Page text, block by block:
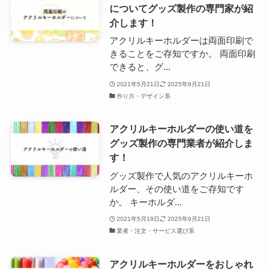
についてグッズ製作の専門家が紹
介します！
アクリルキーホルダーは両面印刷で
きることをご存知ですか。 両面印刷
できると、グ...
2021年5月21日
2025年9月21日
作り方・デザイン系
アクリルキーホルダーの使い道を
グッズ製作の専門業者が紹介しま
す！
グッズ製作で人気のアクリルキーホ
ルダー、その使い道をご存知です
か。 キーホルダ...
2021年5月19日
2025年9月21日
業者・注文・サービス選び系
アクリルキーホルダーをおしゃれ